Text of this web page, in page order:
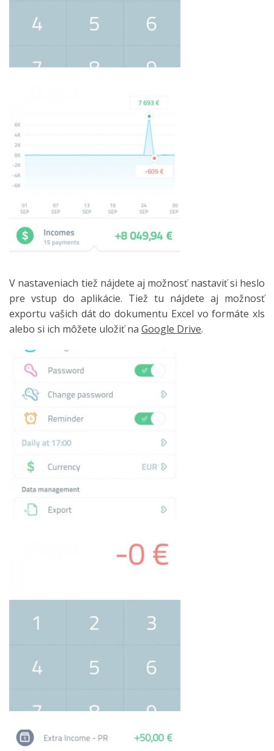
V nastaveniach tiež nájdete aj možnosť nastaviť si heslo
pre vstup do aplikácie. Tiež tu nájdete aj možnosť
exportu vašich dát do dokumentu Excel vo formáte xls
alebo si ich môžete uložiť na Google Drive.